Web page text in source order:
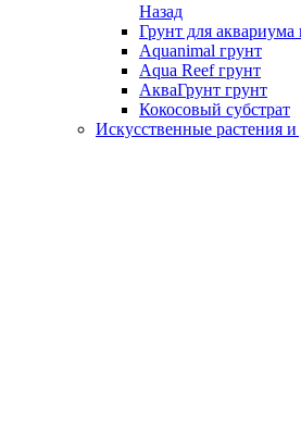
Назад
Грунт для аквариума
Aquanimal грунт
Aqua Reef грунт
АкваГрунт грунт
Кокосовый субстрат
Искусственные растения и